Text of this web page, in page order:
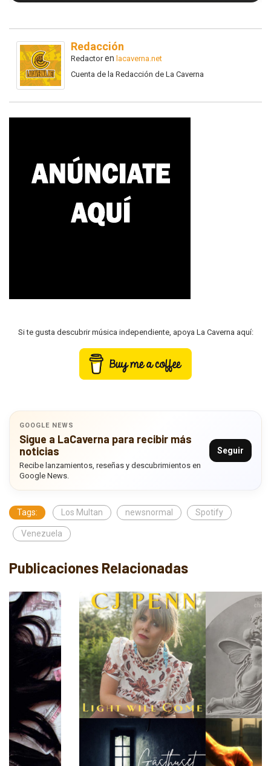
Redacción
Redactoren lacaverna.net
Cuenta de la Redacción de La Caverna
Si te gusta descubrir música independiente, apoya La Caverna aquí:
GOOGLE NEWS
Sigue a LaCaverna para recibir más
noticias
Recibe lanzamientos, reseñas y descubrimientos en
Google News.
Seguir
Tags: Los Multan newsnormal Spotify
Venezuela
Publicaciones Relacionadas